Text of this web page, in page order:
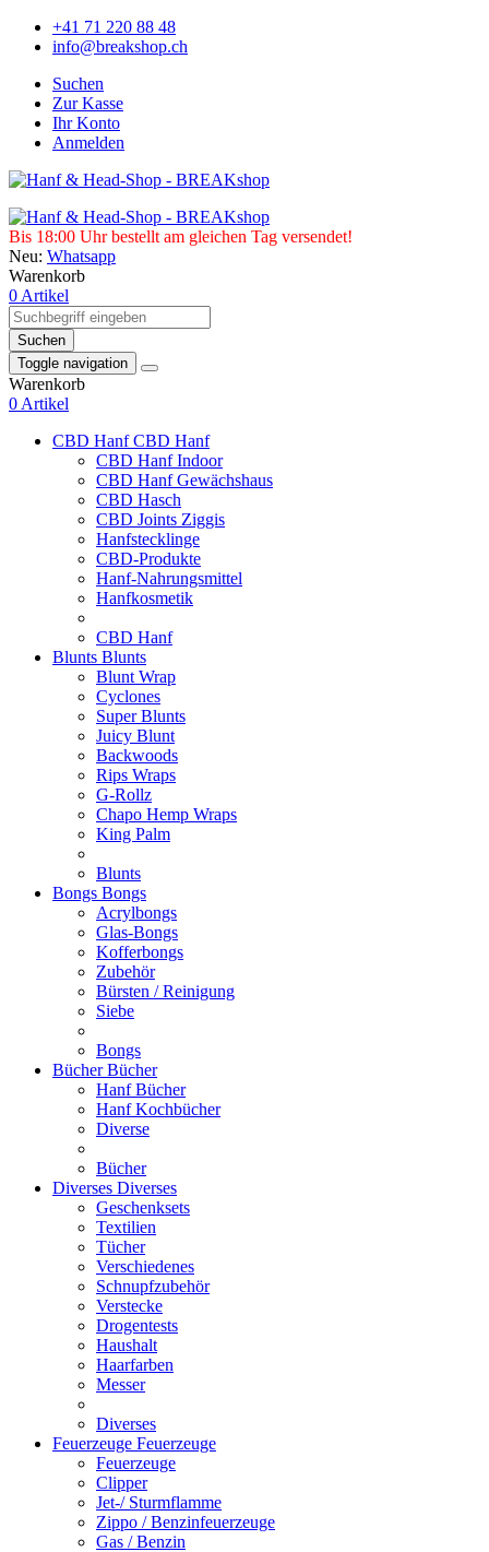
+41 71 220 88 48
info@breakshop.ch
Suchen
Zur Kasse
Ihr Konto
Anmelden
Bis 18:00 Uhr bestellt am gleichen Tag versendet!
Neu: Whatsapp
Warenkorb
0 Artikel
Suchen
Toggle navigation
Warenkorb
0 Artikel
CBD HanfCBD Hanf
CBD Hanf Indoor
CBD Hanf Gewächshaus
CBD Hasch
CBD Joints Ziggis
Hanfstecklinge
CBD-Produkte
Hanf-Nahrungsmittel
Hanfkosmetik
CBD Hanf
Blunts Blunts
Blunt Wrap
Cyclones
Super Blunts
Juicy Blunt
Backwoods
Rips Wraps
G-Rollz
Chapo Hemp Wraps
King Palm
Blunts
Bongs Bongs
Acrylbongs
Glas-Bongs
Kofferbongs
Zubehör
Bürsten / Reinigung
Siebe
Bongs
BücherBücher
Hanf Bücher
Hanf Kochbücher
Diverse
Bücher
Diverses Diverses
Geschenksets
Textilien
Tücher
Verschiedenes
Schnupfzubehör
Verstecke
Drogentests
Haushalt
Haarfarben
Messer
Diverses
Feuerzeuge Feuerzeuge
Feuerzeuge
Clipper
Jet-/ Sturmflamme
Zippo / Benzinfeuerzeuge
Gas / Benzin